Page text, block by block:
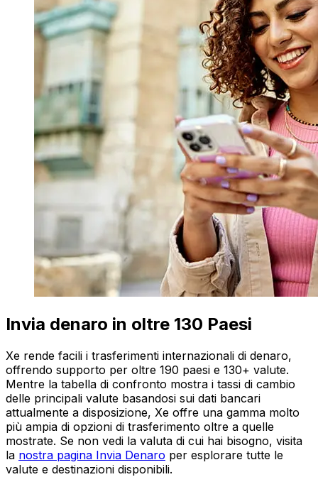
Invia denaro in oltre 130 Paesi
Xe rende facili i trasferimenti internazionali di denaro,
offrendo supporto per oltre 190 paesi e 130+ valute.
Mentre la tabella di confronto mostra i tassi di cambio
delle principali valute basandosi sui dati bancari
attualmente a disposizione, Xe offre una gamma molto
più ampia di opzioni di trasferimento oltre a quelle
mostrate. Se non vedi la valuta di cui hai bisogno, visita
la nostra pagina Invia Denaro per esplorare tutte le
valute e destinazioni disponibili.